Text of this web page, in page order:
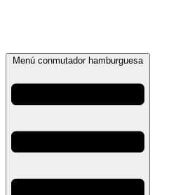
Menú conmutador hamburguesa